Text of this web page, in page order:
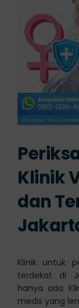
Klinik
dan
Klinik untuk
terdekat di
hanya ada
medis yang